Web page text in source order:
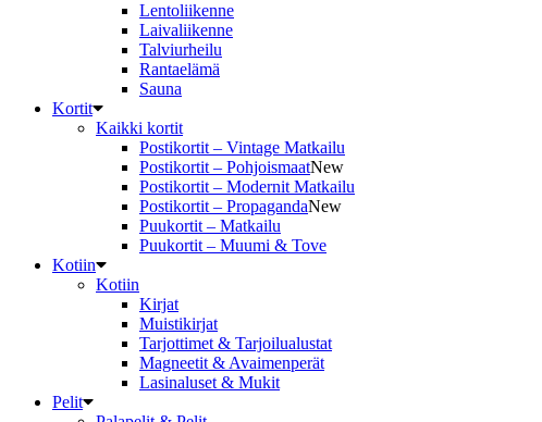
Lentoliikenne
Laivaliikenne
Talviurheilu
Rantaelämä
Sauna
Kortit
Kaikki kortit
Postikortit – Vintage Matkailu
Postikortit – PohjoismaatNew
Postikortit – Modernit Matkailu
Postikortit – PropagandaNew
Puukortit – Matkailu
Puukortit – Muumi & Tove
Kotiin
Kotiin
Kirjat
Muistikirjat
Tarjottimet & Tarjoilualustat
Magneetit & Avaimenperät
Lasinaluset & Mukit
Pelit